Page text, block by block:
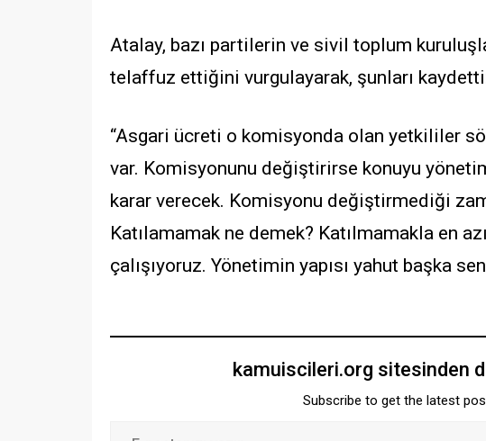
Atalay, bazı partilerin ve sivil toplum
telaffuz ettiğini vurgulayarak, şunları
“Asgari ücreti o komisyonda olan yetkililer
var. Komisyonunu değiştirirse konuyu
karar verecek. Komisyonu değiştirmediği
Katılamamak ne demek? Katılmamakla en
çalışıyoruz. Yönetimin yapısı yahut başka
kamuiscileri.org sitesinden
Subscribe to get the latest